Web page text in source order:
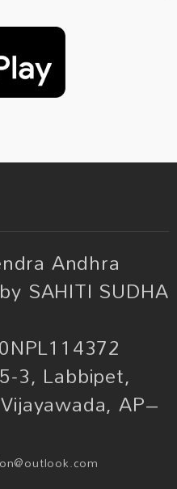
Andhra
SAHITI SUDHA
3, Labbipet,
AP–